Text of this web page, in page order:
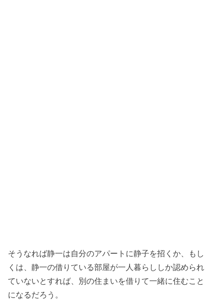
そうなれば静一は自分のアパートに静子を招くか、もし
くは、静一の借りている部屋が一人暮らししか認められ
ていないとすれば、別の住まいを借りて一緒に住むこと
になるだろう。